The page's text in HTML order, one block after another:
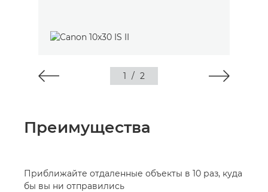
1 / 2
Преимущества
Приближайте отдаленные объекты в 10 раз, куда
бы вы ни отправились